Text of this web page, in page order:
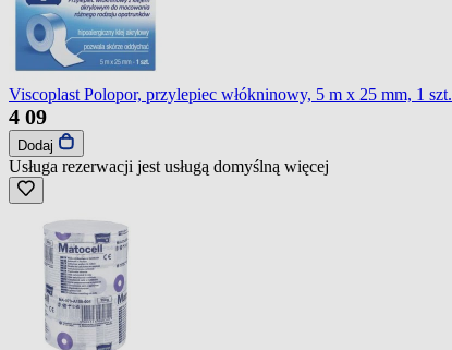
Viscoplast Polopor, przylepiec włókninowy, 5 m x 25 mm, 1 szt.
4 09
Dodaj
Usługa rezerwacji jest usługą domyślną więcej